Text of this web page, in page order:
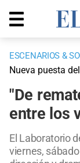
ESCENARIOS &
Nueva puesta
"De
entre los
El Laboratorio
viernes,